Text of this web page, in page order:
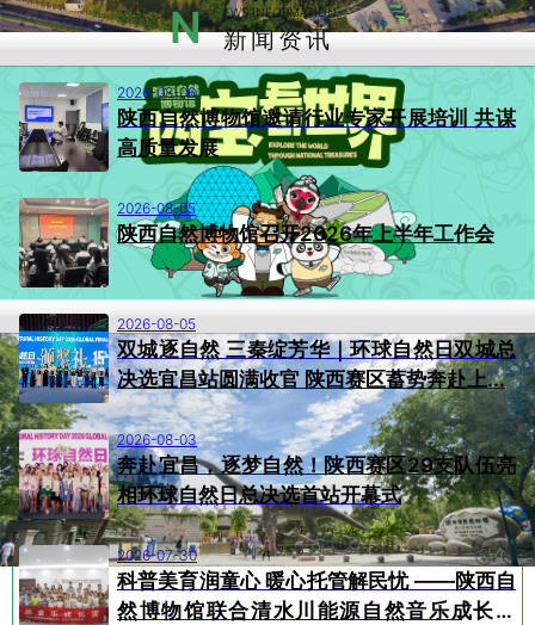
N EWS INFORMATION
新闻资讯
2026-08-06
陕西自然博物馆邀请行业专家开展培训 共谋
高质量发展
2026-08-05
陕西自然博物馆召开2026年上半年工作会
2026-08-05
双城逐自然 三秦绽芳华｜环球自然日双城总
决选宜昌站圆满收官 陕西赛区蓄势奔赴上...
2026-08-03
奔赴宜昌，逐梦自然！陕西赛区29支队伍亮
相环球自然日总决选首站开幕式
2026-07-30
科普美育润童心 暖心托管解民忧 ——陕西自
然博物馆联合清水川能源自然音乐成长营